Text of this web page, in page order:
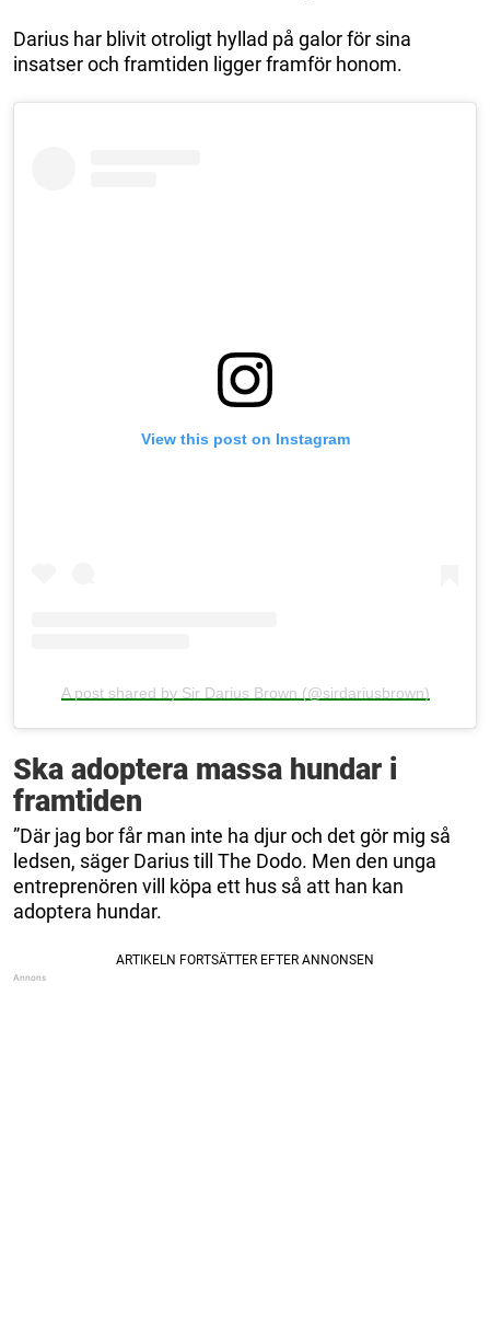
Darius har blivit otroligt hyllad på galor för sina
insatser och framtiden ligger framför honom.
View this post on Instagram
A post shared by Sir Darius Brown (@sirdariusbrown)
Ska adoptera massa hundar i
framtiden
”Där jag bor får man inte ha djur och det gör mig så
ledsen, säger Darius till The Dodo. Men den unga
entreprenören vill köpa ett hus så att han kan
adoptera hundar.